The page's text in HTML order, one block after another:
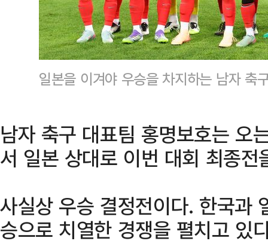
일본을 이겨야 우승을 차지하는 남자
남자 축구 대표팀 홍명보호는 오
서 일본 상대로 이번 대회 최종전
사실상 우승 결정전이다. 한국과
승으로 치열한 경쟁을 펼치고 있